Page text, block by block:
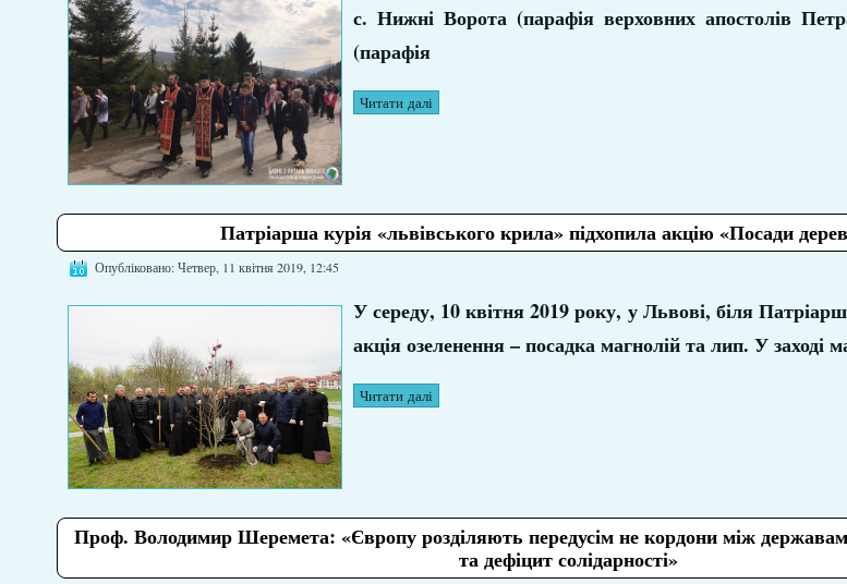
с. Нижні Ворота (парафія верховних апостолів
(парафія
Читати далі
Патріарша курія «львівського крила» підхопила акцію «Посади
Опубліковано: Четвер, 11 квітня 2019, 12:45
У середу, 10 квітня 2019 року, у Львові, біля
акція озеленення – посадка магнолій та лип. У заході
Читати далі
Проф. Володимир Шеремета: «Європу розділяють передусім не кордони між
та дефіцит солідарності»